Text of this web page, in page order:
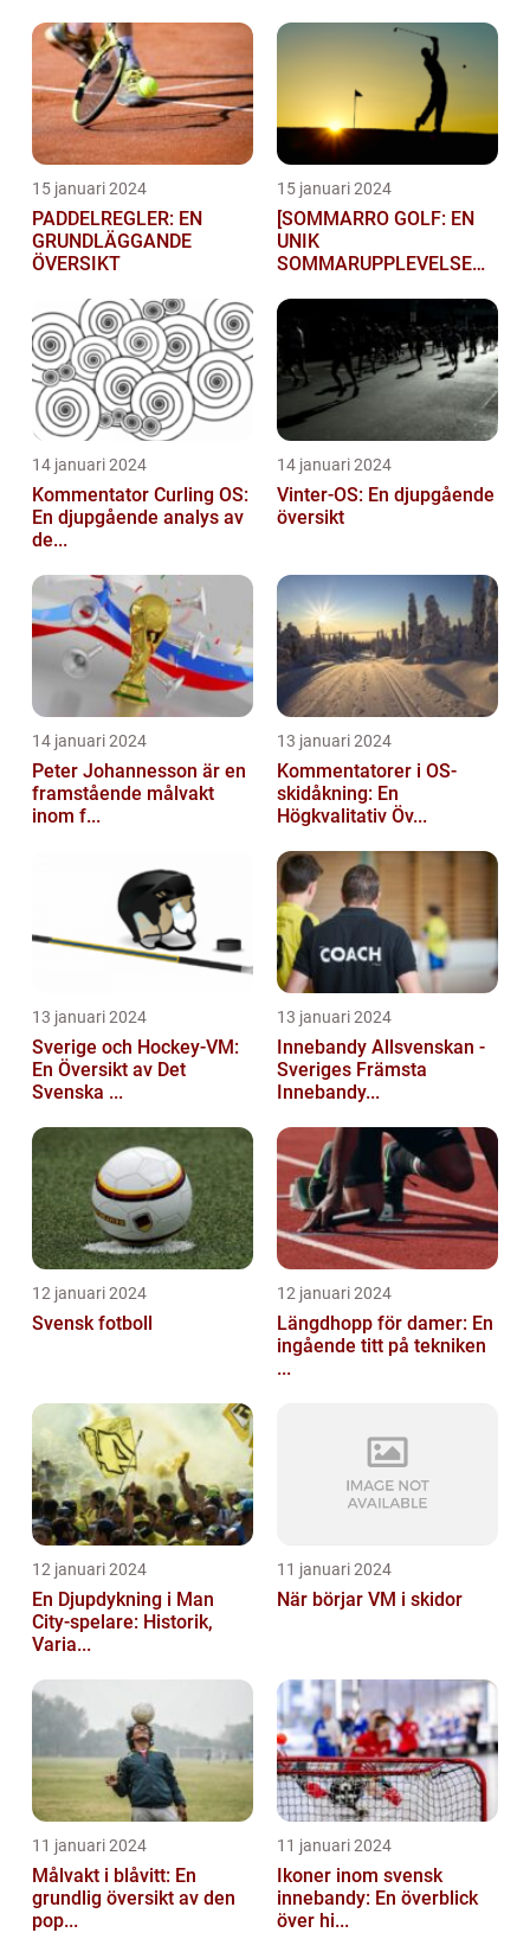
15 januari 2024
PADDELREGLER: EN
GRUNDLÄGGANDE
ÖVERSIKT
15 januari 2024
[SOMMARRO GOLF: EN
UNIK
SOMMARUPPLEVELSE
14 januari 2024
Kommentator Curling OS:
En djupgående analys av
de...
14 januari 2024
Vinter-OS: En djupgående
översikt
14 januari 2024
Peter Johannesson är en
framstående målvakt
inom f...
13 januari 2024
Kommentatorer i OS-
skidåkning: En
Högkvalitativ Öv...
13 januari 2024
Sverige och Hockey-VM:
En Översikt av Det
Svenska ...
13 januari 2024
Innebandy Allsvenskan -
Sveriges Främsta
Innebandy...
12 januari 2024
Svensk fotboll
12 januari 2024
Längdhopp för damer: En
ingående titt på tekniken
...
12 januari 2024
En Djupdykning i Man
City-spelare: Historik,
Varia...
11 januari 2024
När börjar VM i skidor
11 januari 2024
Målvakt i blåvitt: En
grundlig översikt av den
pop...
11 januari 2024
Ikoner inom svensk
innebandy: En överblick
över hi...